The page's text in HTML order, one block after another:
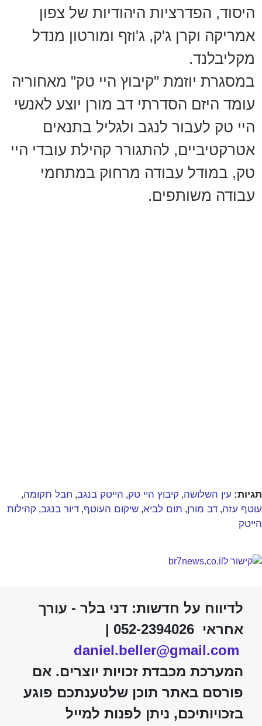
היסוד, הפדרציות היהודיות של צפון
אמריקה וקרן ג'ק, ג'וזף ומורטון מנדל
מקליבלנד.
במסגרת יוזמת "קיבוץ היי טק" מאחוריה
עומד היזם הסדרתי דב מורן יוצע לאנשי
היי טק לעבור לנגב ולגליל בתנאים
אטרקטיביים, להתגורר קהילת עובדי היי
טק, במודל עבודה מרחוק במתחמי
עבודה משותפים.
תגיות: עין השלושה, קיבוץ היי טק, הייטק בנגב, חבל תקומה,
עוטף עזה, דב מורן, תום לביא, שיקום העוטף, דיור בנגב, קהילות
הייטק
לדיווח על חדשות: דני בלר - עורך
אחראי 052-2394026 |
daniel.beller@gmail.com
המערכת מכבדת זכויות יוצרים. אם
פורסם באתר תוכן שלטענתכם פוגע
בזכויותיכם, ניתן לפנות למייל